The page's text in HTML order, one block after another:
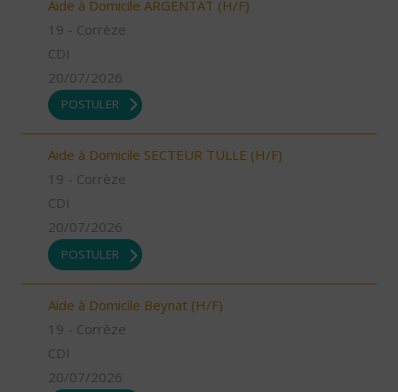
Aide à Domicile ARGENTAT (H/F)
19 - Corrèze
CDI
20/07/2026
POSTULER
Aide à Domicile SECTEUR TULLE (H/F)
19 - Corrèze
CDI
20/07/2026
POSTULER
Aide à Domicile Beynat (H/F)
19 - Corrèze
CDI
20/07/2026